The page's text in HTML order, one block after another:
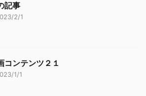
記事
2/1
コンテンツ２１
1/1